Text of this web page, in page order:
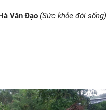
Văn Đạo (Sức khỏe đời sống)